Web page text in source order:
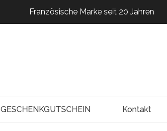
Französische Marke seit 20 Jahren
Französische Marke seit 20 Jahren
GESCHENKGUTSCHEIN Kontakt